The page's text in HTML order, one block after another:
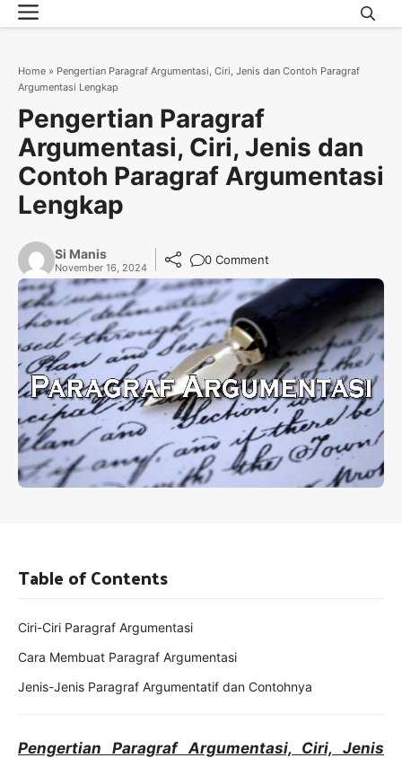
Skip
to
Menu
Home » Pengertian Paragraf Argumentasi, Ciri, Jenis dan Contoh Paragraf
Argumentasi Lengkap
Pengertian Paragraf
Argumentasi, Ciri, Jenis dan
Contoh Paragraf Argumentasi
Lengkap
Si Manis
November 16, 2024
0 Comment
Pengertian Paragraf Argumentasi, Ciri, Jenis
Table of Contents
Ciri-Ciri Paragraf Argumentasi
Cara Membuat Paragraf Argumentasi
Jenis-Jenis Paragraf Argumentatif dan Contohnya